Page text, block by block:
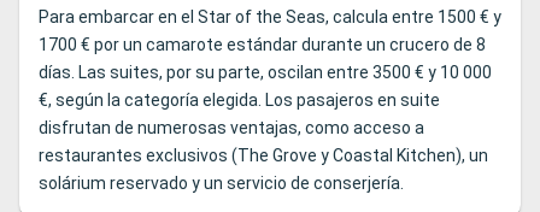
Para embarcar en el Star of the Seas, calcula entre 1500 € y
1700 € por un camarote estándar durante un crucero de 8
días. Las suites, por su parte, oscilan entre 3500 € y 10 000
€, según la categoría elegida. Los pasajeros en suite
disfrutan de numerosas ventajas, como acceso a
restaurantes exclusivos (The Grove y Coastal Kitchen), un
solárium reservado y un servicio de conserjería.